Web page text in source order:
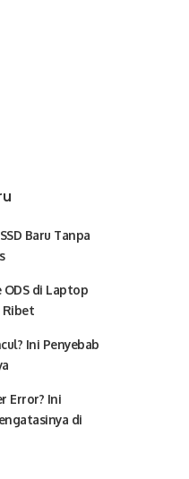
Baru Tanpa
ODS di Laptop
Ribet
Ini Penyebab
Error? Ini
di